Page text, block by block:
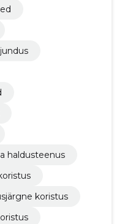
haldusteenus
koristus